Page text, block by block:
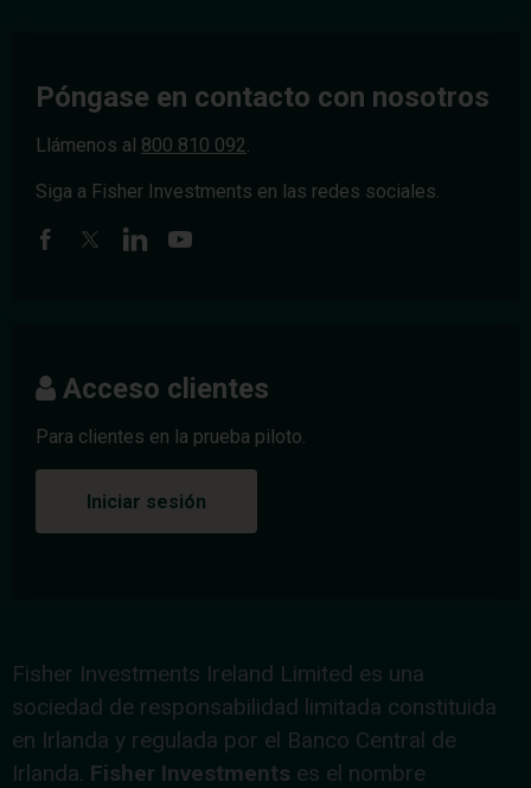
Póngase en contacto con nosotros
Llámenos al 800 810 092.
Siga a Fisher Investments en las redes sociales.
Acceso clientes
Para clientes en la prueba piloto.
Iniciar sesión
Fisher Investments Ireland Limited es una
sociedad de responsabilidad limitada constituida
en Irlanda y regulada por el Banco Central de
Irlanda. Fisher Investments es el nombre